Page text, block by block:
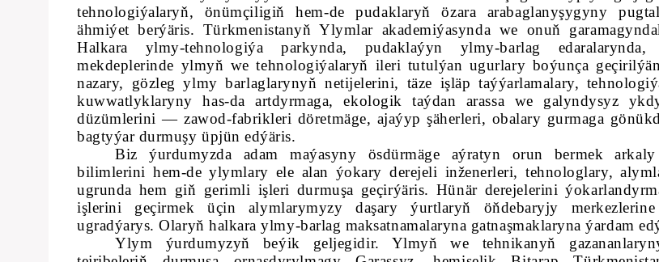
tehnologiýalaryň, önümçiligiň hem-de pudaklaryň özara arabaglanyşygyny
ähmiýet berýäris. Türkmenistanyň Ylymlar akademiýasynda we onuň
Halkara ylmy-tehnologiýa parkynda, pudaklaýyn ylmy-barlag
mekdeplerinde ylmyň we tehnologiýalaryň ileri tutulýan ugurlary boýunça
nazary, gözleg ylmy barlaglarynyň netijelerini, täze işläp taýýarlamalary,
kuwwatlyklaryny has-da artdyrmaga, ekologik taýdan arassa we galyndysyz
düzümlerini — zawod-fabrikleri döretmäge, ajaýyp şäherleri, obalary gurmaga
bagtyýar durmuşy üpjün edýäris.
Biz ýurdumyzda adam maýasyny ösdürmäge aýratyn orun bermek
bilimlerini hem-de ylymlary ele alan ýokary derejeli inženerleri, tehnologlary,
ugrunda hem giň gerimli işleri durmuşa geçirýäris. Hünär derejelerini
işlerini geçirmek üçin alymlarymyzy daşary ýurtlaryň öňdebaryjy
ugradýarys. Olaryň halkara ylmy-barlag maksatnamalaryna gatnaşmaklaryna ýardam
Ylym ýurdumyzyň beýik geljegidir. Ylmyň we tehnikanyň